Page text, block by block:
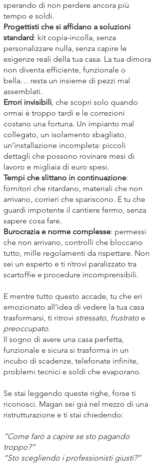
sperando di non perdere ancora più
tempo e soldi.
Progettisti che si affidano a soluzioni
standard: kit copia-incolla, senza
personalizzare nulla, senza capire le
esigenze reali della tua casa. La tua dimora
non diventa efficiente, funzionale o
bella… resta un insieme di pezzi mal
assemblati.
Errori invisibili, che scopri solo quando
ormai è troppo tardi e le correzioni
costano una fortuna. Un impianto mal
collegato, un isolamento sbagliato,
un’installazione incompleta: piccoli
dettagli che possono rovinare mesi di
lavoro e migliaia di euro spesi.
Tempi che slittano in continuazione:
fornitori che ritardano, materiali che non
arrivano, corrieri che spariscono. E tu che
guardi impotente il cantiere fermo, senza
sapere cosa fare.
Burocrazia e norme complesse: permessi
che non arrivano, controlli che bloccano
tutto, mille regolamenti da rispettare. Non
sei un esperto e ti ritrovi paralizzato tra
scartoffie e procedure incomprensibili.
E mentre tutto questo accade, tu che eri
emozionato all’idea di vedere la tua casa
trasformarsi, ti ritrovi stressato, frustrato e
preoccupato.
Il sogno di avere una casa perfetta,
funzionale e sicura si trasforma in un
incubo di scadenze, telefonate infinite,
problemi tecnici e soldi che evaporano.
Se stai leggendo queste righe, forse ti
riconosci. Magari sei già nel mezzo di una
ristrutturazione e ti stai chiedendo:
“Come farò a capire se sto pagando
troppo?”
“Sto scegliendo i professionisti giusti?”